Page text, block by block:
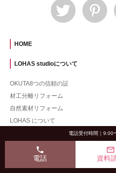
HOME
LOHAS studioについて
OKUTA8つの信頼の証
材工分離リフォーム
自然素材リフォーム
LOHAS について
LOHAS studio のできること
リフォームの流れ
アフターサービス
1% for the Planetについて
電話受付時間｜9:00
phone
電話
mail_outline
資料